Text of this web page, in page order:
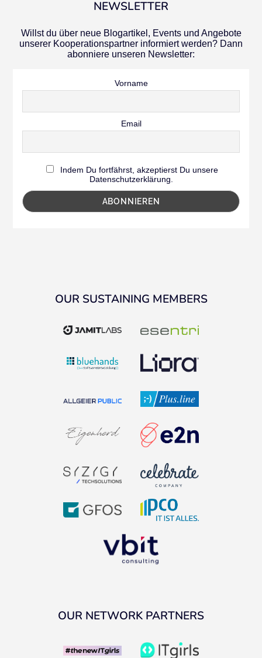
NEWSLETTER
Willst du über neue Blogartikel, Events und Angebote
unserer Kooperationspartner informiert werden? Dann
abonniere unseren Newsletter:
Vorname
Email
Indem Du fortfährst, akzeptierst Du unsere
Datenschutzerklärung.
OUR SUSTAINING MEMBERS
OUR NETWORK PARTNERS